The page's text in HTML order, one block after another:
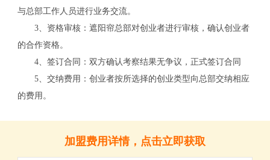
与总部工作人员进行业务交流。
3、资格审核：遮阳帘总部对创业者进行审核，确认创业者
的合作资格。
4、签订合同：双方确认考察结果无争议，正式签订合同
5、交纳费用：创业者按所选择的创业类型向总部交纳相应
的费用。
加盟费用详情，点击立即获取